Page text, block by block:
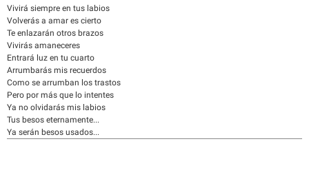
Vivirá siempre en tus labios
Volverás a amar es cierto
Te enlazarán otros brazos
Vivirás amaneceres
Entrará luz en tu cuarto
Arrumbarás mis recuerdos
Como se arrumban los trastos
Pero por más que lo intentes
Ya no olvidarás mis labios
Tus besos eternamente...
Ya serán besos usados...